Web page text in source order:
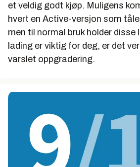
et veldig godt kjøp. Muligens
hvert en Active-versjon som
men til normal bruk holder disse
lading er viktig for deg, er det
varslet oppgradering.